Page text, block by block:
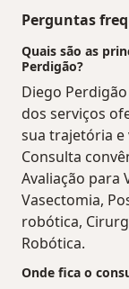
Perguntas
Quais são as
Perdigão?
Diego
dos serviços
sua trajetória e
Consulta
Avaliação para
Vasectomia,
robótica,
Robótica.
Onde fica o